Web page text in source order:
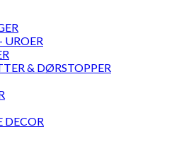
UROER
& DØRSTOPPER
DECOR